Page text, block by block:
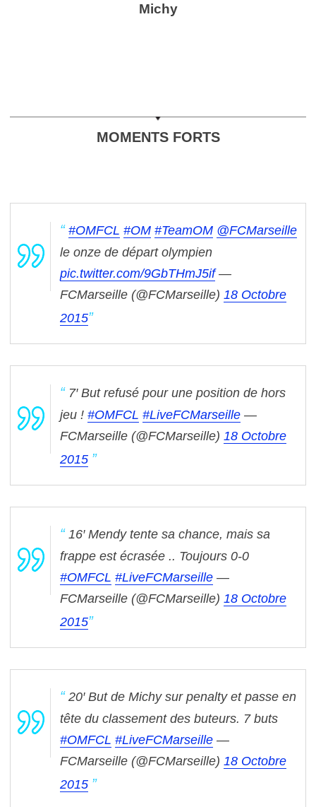
Michy
MOMENTS FORTS
#OMFCL #OM #TeamOM @FCMarseille
le onze de départ olympien
pic.twitter.com/9GbTHmJ5if —
FCMarseille (@FCMarseille) 18 Octobre
2015
7′ But refusé pour une position de hors
jeu ! #OMFCL #LiveFCMarseille —
FCMarseille (@FCMarseille) 18 Octobre
2015
16′ Mendy tente sa chance, mais sa
frappe est écrasée .. Toujours 0-0
#OMFCL #LiveFCMarseille —
FCMarseille (@FCMarseille) 18 Octobre
2015
20′ But de Michy sur penalty et passe en
tête du classement des buteurs. 7 buts
#OMFCL #LiveFCMarseille —
FCMarseille (@FCMarseille) 18 Octobre
2015